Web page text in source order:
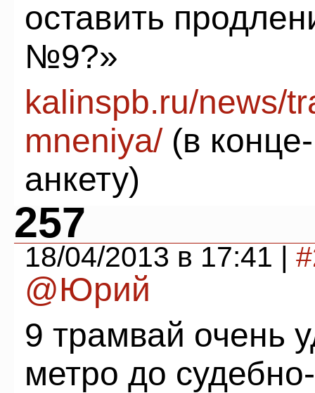
оставить
№9?»
kalinspb.ru/news/
mneniya/(в
анкету)
257
18/04/2013 в 17:41 |
@Юрий
9 трамвай очень
метро до